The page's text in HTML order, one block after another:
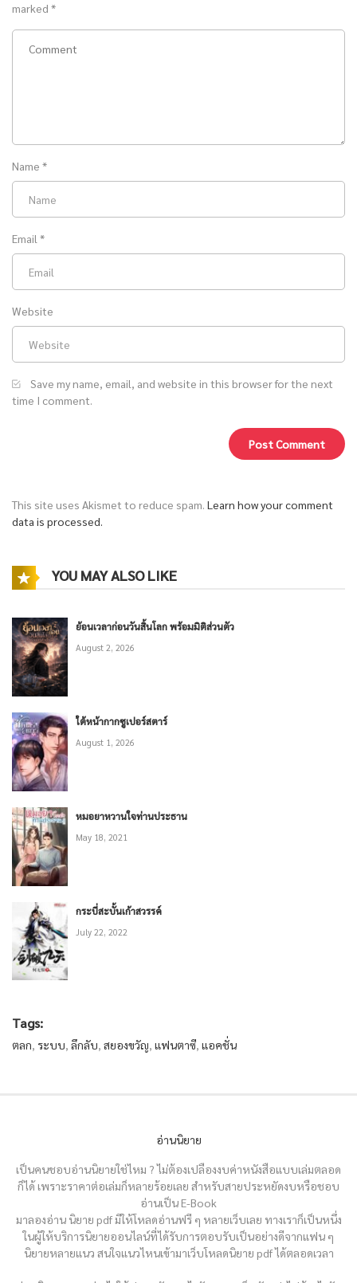
marked *
Name *
Email *
Website
Save my name, email, and website in this browser for the next
time I comment.
This site uses Akismet to reduce spam. Learn how your comment
data is processed.
YOU MAY ALSO LIKE
ย้อนเวลาก่อนวันสิ้นโลก พร้อมมิติส่วนตัว
August 2, 2026
ใต้หน้ากากซูเปอร์สตาร์
August 1, 2026
หมอยาหวานใจท่านประธาน
May 18, 2021
กระบี่สะบั้นเก้าสวรรค์
July 22, 2022
Tags:
ตลก, ระบบ, ลึกลับ, สยองขวัญ, แฟนตาซี, แอคชั่น
อ่านนิยาย
เป็นคนชอบอ่านนิยายใช่ไหม ? ไม่ต้องเปลืองงบค่าหนังสือแบบเล่มตลอด
ก็ได้ เพราะราคาต่อเล่มก็หลายร้อยเลย สำหรับสายประหยัดงบหรือชอบ
อ่านเป็น E-Book
มาลองอ่าน นิยาย pdf มีให้โหลดอ่านฟรี ๆ หลายเว็บเลย ทางเราก็เป็นหนึ่ง
ในผู้ให้บริการนิยายออนไลน์ที่ได้รับการตอบรับเป็นอย่างดีจากแฟน ๆ
นิยายหลายแนว สนใจแนวไหนเข้ามาเว็บโหลดนิยาย pdf ได้ตลอดเวลา